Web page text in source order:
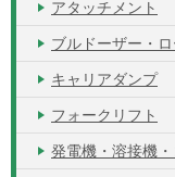
アタッチメント
ブルドーザー・
キャリアダンプ
フォークリフト
発電機・溶接機